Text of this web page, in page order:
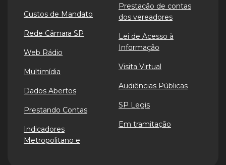
Custos de Mandato
Rede Câmara SP
Web Rádio
Multimídia
Dados Abertos
Prestando Contas
Indicadores
Metropolitano e
Prestação de contas
dos vereadores
Lei de Acesso à
Informação
Visita Virtual
Audiências Públicas
SP Legis
Em tramitação